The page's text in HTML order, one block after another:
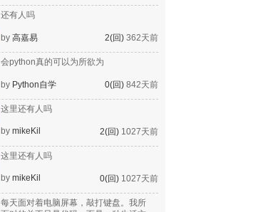
还有人吗
by 高嘉易 2(回) 362天前
会python真的可以为所欲为
by Python自学 0(回) 842天前
这里还有人吗
by mikeKil 2(回) 1027天前
这里还有人吗
by mikeKil 0(回) 1027天前
每天面对着电脑屏幕，敲打键盘。我所